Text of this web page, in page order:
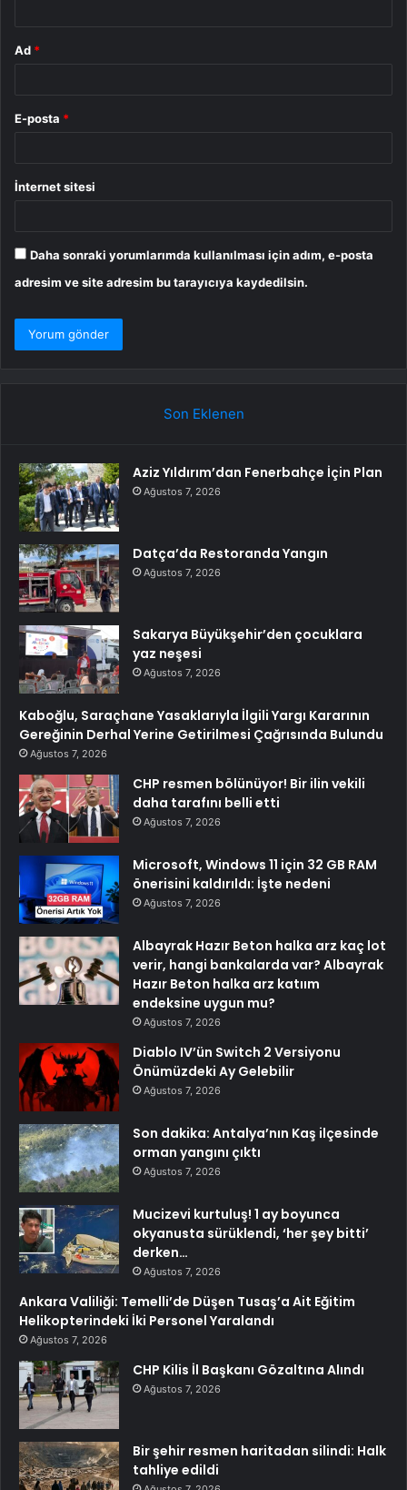
Ad *
E-posta *
İnternet sitesi
Daha sonraki yorumlarımda kullanılması için adım, e-posta
adresim ve site adresim bu tarayıcıya kaydedilsin.
Son Eklenen
Aziz Yıldırım’dan Fenerbahçe İçin Plan
Ağustos 7, 2026
Datça’da Restoranda Yangın
Ağustos 7, 2026
Sakarya Büyükşehir’den çocuklara
yaz neşesi
Ağustos 7, 2026
Kaboğlu, Saraçhane Yasaklarıyla İlgili Yargı Kararının
Gereğinin Derhal Yerine Getirilmesi Çağrısında Bulundu
Ağustos 7, 2026
CHP resmen bölünüyor! Bir ilin vekili
daha tarafını belli etti
Ağustos 7, 2026
Microsoft, Windows 11 için 32 GB RAM
önerisini kaldırıldı: İşte nedeni
Ağustos 7, 2026
Albayrak Hazır Beton halka arz kaç lot
verir, hangi bankalarda var? Albayrak
Hazır Beton halka arz katıım
endeksine uygun mu?
Ağustos 7, 2026
Diablo IV’ün Switch 2 Versiyonu
Önümüzdeki Ay Gelebilir
Ağustos 7, 2026
Son dakika: Antalya’nın Kaş ilçesinde
orman yangını çıktı
Ağustos 7, 2026
Mucizevi kurtuluş! 1 ay boyunca
okyanusta sürüklendi, ‘her şey bitti’
derken…
Ağustos 7, 2026
Ankara Valiliği: Temelli’de Düşen Tusaş’a Ait Eğitim
Helikopterindeki İki Personel Yaralandı
Ağustos 7, 2026
CHP Kilis İl Başkanı Gözaltına Alındı
Ağustos 7, 2026
Bir şehir resmen haritadan silindi: Halk
tahliye edildi